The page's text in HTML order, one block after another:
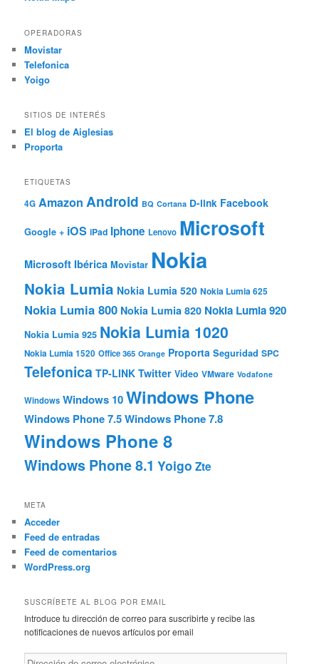
OPERADORAS
Movistar
Telefonica
Yoigo
SITIOS DE INTERÉS
El blog de Aiglesias
Proporta
ETIQUETAS
4G Amazon Android BQ Cortana D-link Facebook
Google + iOS iPad Iphone Lenovo Microsoft
Microsoft Ibérica Movistar Nokia
Nokia Lumia Nokia Lumia 520 Nokia Lumia 625
Nokia Lumia 800 Nokia Lumia 820 Nokia Lumia 920
Nokia Lumia 925 Nokia Lumia 1020
Nokia Lumia 1520 Office 365 Orange Proporta Seguridad SPC
Telefonica TP-LINK Twitter Video VMware Vodafone
Windows Windows 10Windows Phone
Windows Phone 7.5Windows Phone 7.8
Windows Phone 8
Windows Phone 8.1 Yoigo Zte
META
Acceder
Feed de entradas
Feed de comentarios
WordPress.org
SUSCRÍBETE AL BLOG POR EMAIL
Introduce tu dirección de correo para suscribirte y recibe las
notificaciones de nuevos artículos por email
Dirección